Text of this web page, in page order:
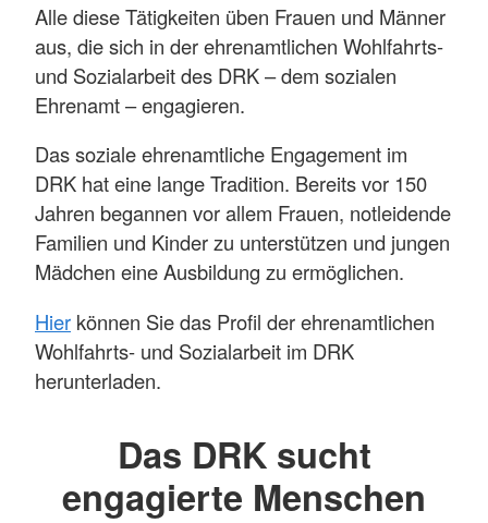
Alle diese Tätigkeiten üben Frauen und Männer
aus, die sich in der ehrenamtlichen Wohlfahrts-
und Sozialarbeit des DRK – dem sozialen
Ehrenamt – engagieren.
Das soziale ehrenamtliche Engagement im
DRK hat eine lange Tradition. Bereits vor 150
Jahren begannen vor allem Frauen, notleidende
Familien und Kinder zu unterstützen und jungen
Mädchen eine Ausbildung zu ermöglichen.
Hier können Sie das Profil der ehrenamtlichen
Wohlfahrts- und Sozialarbeit im DRK
herunterladen.
Das DRK sucht
engagierte Menschen